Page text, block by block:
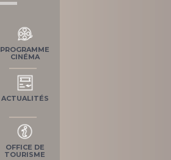
PROGRAMME
CINÉMA
ACTUALITÉS
OFFICE DE
TOURISME